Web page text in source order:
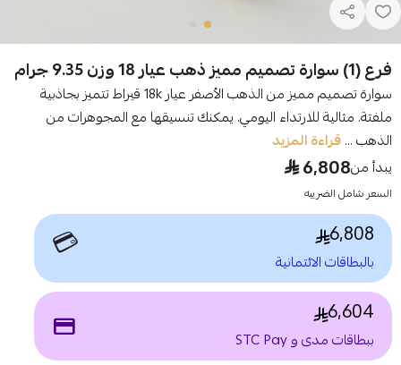
فرع (1) سوارة تصميم مميز ذهب عيار 18 وزن 9.35 جرام
سوارة تصميم مميز من الذهب الأصفر عيار 18k قيراط تتميز بجاذبية
ملفتة. مثالية للارتداء اليومي. يمكنك تنسيقها مع المجوهرات من
الذهب ...قراءة المزيد
يبدأ من6,808
السعر شامل الضريبه
6,808
بالبطاقات الائتمانية 💳
6,604
ببطاقات مدى و STC Pay payment